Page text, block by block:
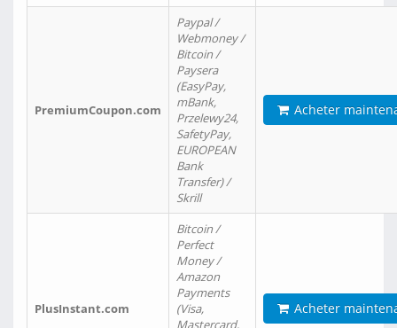
PremiumCoupon.com
Paypal /
Webmoney /
Bitcoin /
Paysera
(EasyPay,
mBank,
Przelewy24,
SafetyPay,
EUROPEAN
Bank
Transfer) /
Skrill
Acheter
PlusInstant.com
Bitcoin /
Perfect
Money /
Amazon
Payments
(Visa,
Mastercard,
Acheter